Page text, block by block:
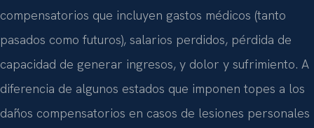
compensatorios que incluyen gastos médicos (tanto
pasados como futuros), salarios perdidos, pérdida de
capacidad de generar ingresos, y dolor y sufrimiento. A
diferencia de algunos estados que imponen topes a los
daños compensatorios en casos de lesiones personales